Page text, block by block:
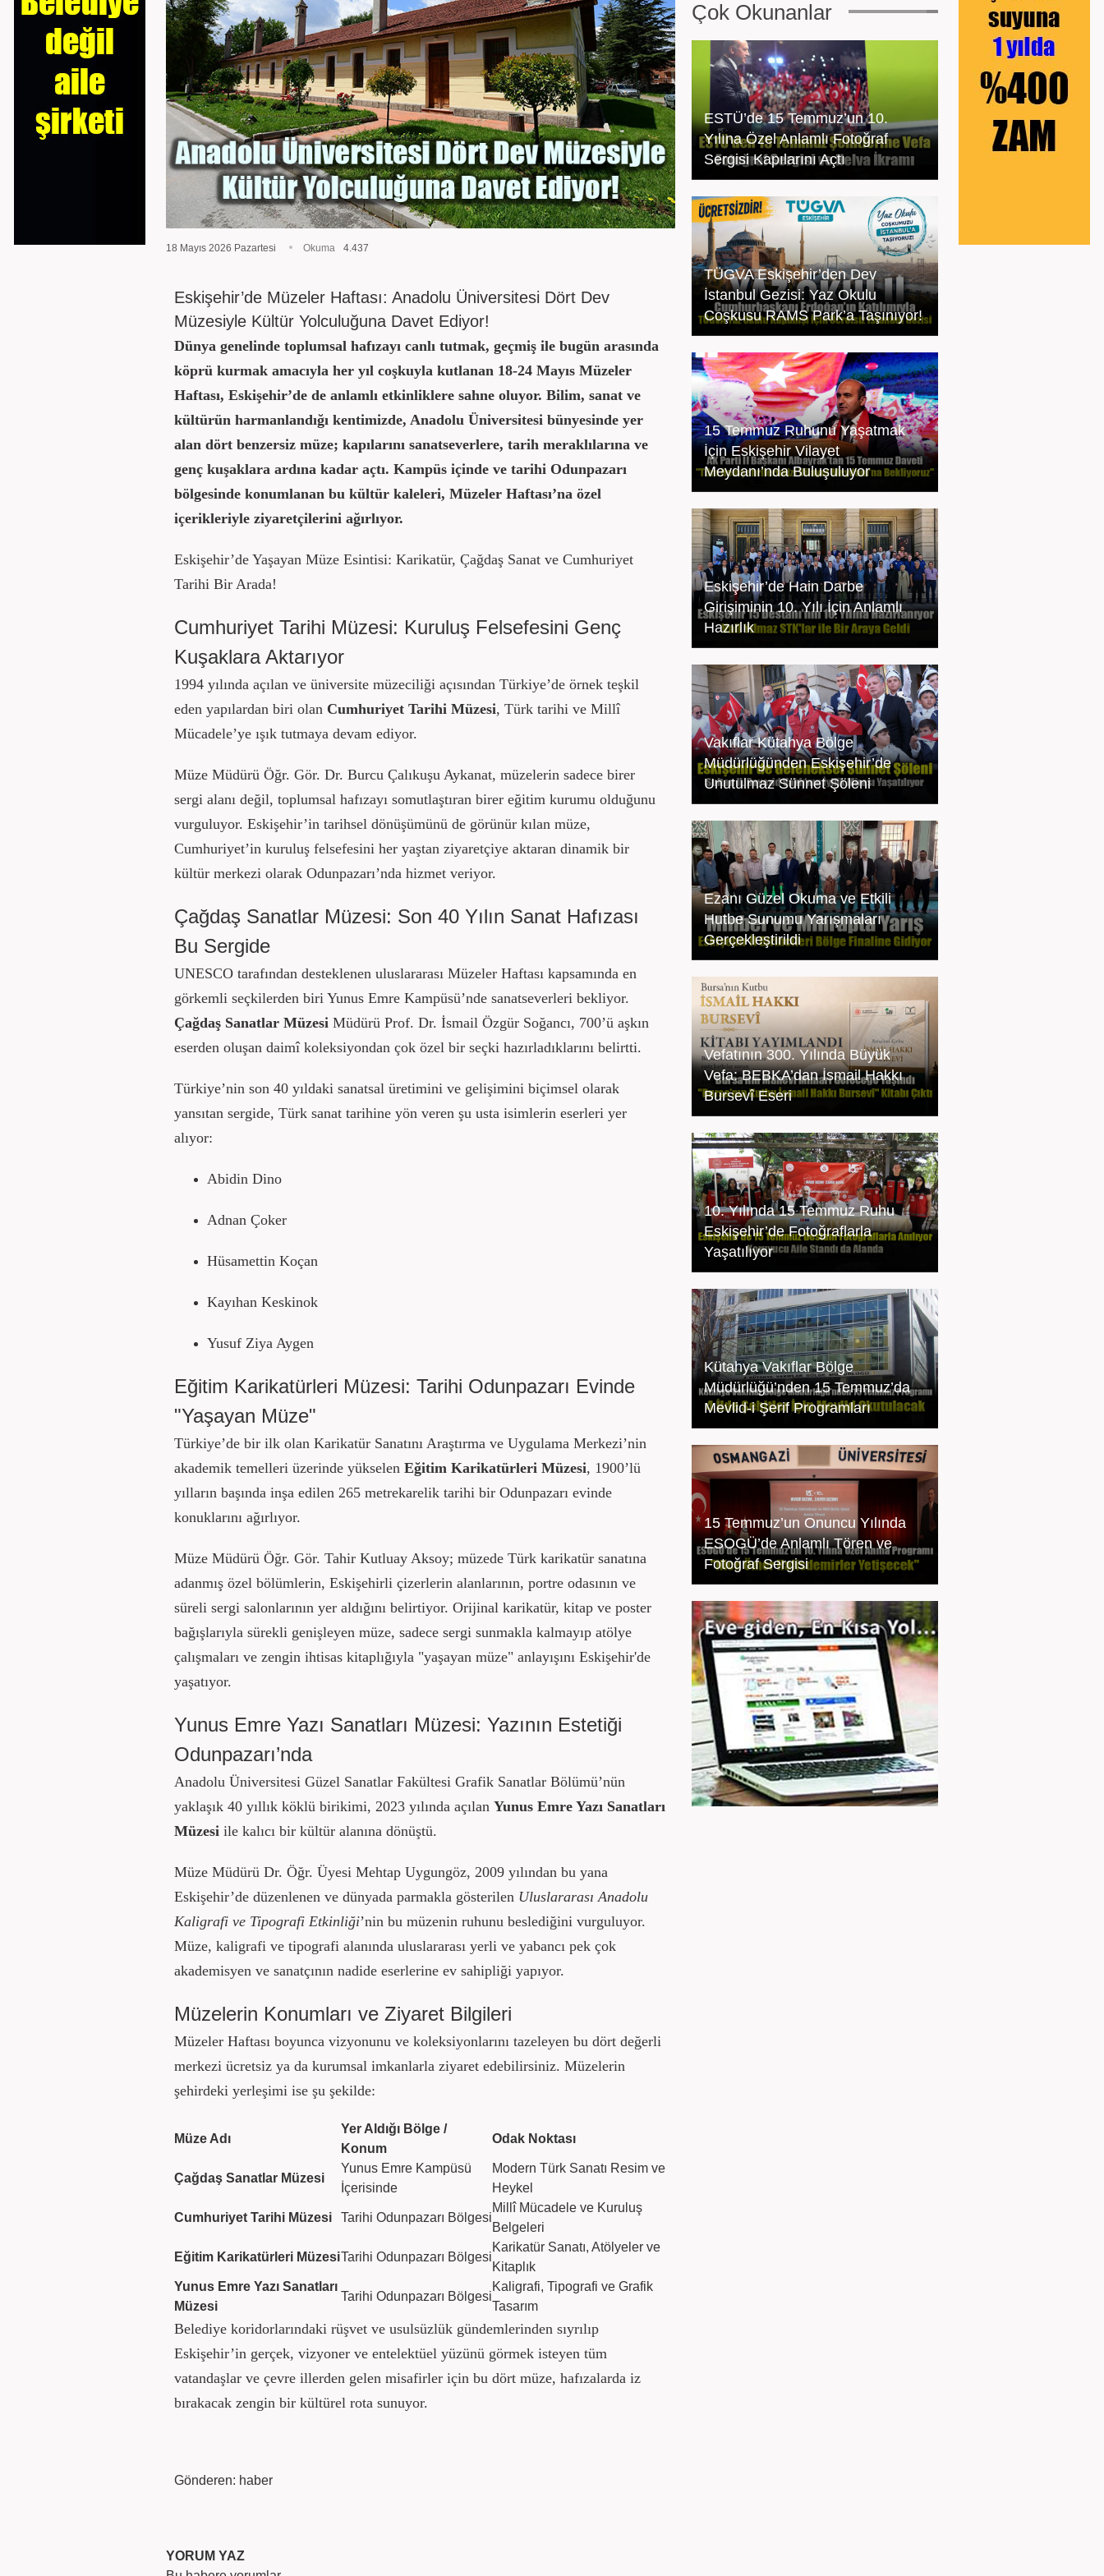
18 Mayıs 2026 Pazartesi Okuma 4.437
Eskişehir’de Müzeler Haftası: Anadolu Üniversitesi Dört Dev
Müzesiyle Kültür Yolculuğuna Davet Ediyor!
Dünya genelinde toplumsal hafızayı canlı tutmak, geçmiş ile bugün arasında
köprü kurmak amacıyla her yıl coşkuyla kutlanan 18-24 Mayıs Müzeler
Haftası, Eskişehir’de de anlamlı etkinliklere sahne oluyor. Bilim, sanat ve
kültürün harmanlandığı kentimizde, Anadolu Üniversitesi bünyesinde yer
alan dört benzersiz müze; kapılarını sanatseverlere, tarih meraklılarına ve
genç kuşaklara ardına kadar açtı. Kampüs içinde ve tarihi Odunpazarı
bölgesinde konumlanan bu kültür kaleleri, Müzeler Haftası’na özel
içerikleriyle ziyaretçilerini ağırlıyor.
Eskişehir’de Yaşayan Müze Esintisi: Karikatür, Çağdaş Sanat ve Cumhuriyet
Tarihi Bir Arada!
Cumhuriyet Tarihi Müzesi: Kuruluş Felsefesini Genç
Kuşaklara Aktarıyor
1994 yılında açılan ve üniversite müzeciliği açısından Türkiye’de örnek teşkil
eden yapılardan biri olan Cumhuriyet Tarihi Müzesi, Türk tarihi ve Millî
Mücadele’ye ışık tutmaya devam ediyor.
Müze Müdürü Öğr. Gör. Dr. Burcu Çalıkuşu Aykanat, müzelerin sadece birer
sergi alanı değil, toplumsal hafızayı somutlaştıran birer eğitim kurumu olduğunu
vurguluyor. Eskişehir’in tarihsel dönüşümünü de görünür kılan müze,
Cumhuriyet’in kuruluş felsefesini her yaştan ziyaretçiye aktaran dinamik bir
kültür merkezi olarak Odunpazarı’nda hizmet veriyor.
Çağdaş Sanatlar Müzesi: Son 40 Yılın Sanat Hafızası
Bu Sergide
UNESCO tarafından desteklenen uluslararası Müzeler Haftası kapsamında en
görkemli seçkilerden biri Yunus Emre Kampüsü’nde sanatseverleri bekliyor.
Çağdaş Sanatlar Müzesi Müdürü Prof. Dr. İsmail Özgür Soğancı, 700’ü aşkın
eserden oluşan daimî koleksiyondan çok özel bir seçki hazırladıklarını belirtti.
Türkiye’nin son 40 yıldaki sanatsal üretimini ve gelişimini biçimsel olarak
yansıtan sergide, Türk sanat tarihine yön veren şu usta isimlerin eserleri yer
alıyor:
Abidin Dino
Adnan Çoker
Hüsamettin Koçan
Kayıhan Keskinok
Yusuf Ziya Aygen
Eğitim Karikatürleri Müzesi: Tarihi Odunpazarı Evinde
"Yaşayan Müze"
Türkiye’de bir ilk olan Karikatür Sanatını Araştırma ve Uygulama Merkezi’nin
akademik temelleri üzerinde yükselen Eğitim Karikatürleri Müzesi, 1900’lü
yılların başında inşa edilen 265 metrekarelik tarihi bir Odunpazarı evinde
konuklarını ağırlıyor.
Müze Müdürü Öğr. Gör. Tahir Kutluay Aksoy; müzede Türk karikatür sanatına
adanmış özel bölümlerin, Eskişehirli çizerlerin alanlarının, portre odasının ve
süreli sergi salonlarının yer aldığını belirtiyor. Orijinal karikatür, kitap ve poster
bağışlarıyla sürekli genişleyen müze, sadece sergi sunmakla kalmayıp atölye
çalışmaları ve zengin ihtisas kitaplığıyla "yaşayan müze" anlayışını Eskişehir'de
yaşatıyor.
Yunus Emre Yazı Sanatları Müzesi: Yazının Estetiği
Odunpazarı’nda
Anadolu Üniversitesi Güzel Sanatlar Fakültesi Grafik Sanatlar Bölümü’nün
yaklaşık 40 yıllık köklü birikimi, 2023 yılında açılan Yunus Emre Yazı Sanatları
Müzesi ile kalıcı bir kültür alanına dönüştü.
Müze Müdürü Dr. Öğr. Üyesi Mehtap Uygungöz, 2009 yılından bu yana
Eskişehir’de düzenlenen ve dünyada parmakla gösterilen Uluslararası Anadolu
Kaligrafi ve Tipografi Etkinliği’nin bu müzenin ruhunu beslediğini vurguluyor.
Müze, kaligrafi ve tipografi alanında uluslararası yerli ve yabancı pek çok
akademisyen ve sanatçının nadide eserlerine ev sahipliği yapıyor.
Müzelerin Konumları ve Ziyaret Bilgileri
Müzeler Haftası boyunca vizyonunu ve koleksiyonlarını tazeleyen bu dört değerli
merkezi ücretsiz ya da kurumsal imkanlarla ziyaret edebilirsiniz. Müzelerin
şehirdeki yerleşimi ise şu şekilde:
Müze Adı
Yer Aldığı Bölge /
Konum
Odak Noktası
Çağdaş Sanatlar Müzesi
Yunus Emre Kampüsü
İçerisinde
Modern Türk Sanatı Resim ve
Heykel
Cumhuriyet Tarihi Müzesi Tarihi Odunpazarı Bölgesi
Millî Mücadele ve Kuruluş
Belgeleri
Eğitim Karikatürleri MüzesiTarihi Odunpazarı Bölgesi
Karikatür Sanatı, Atölyeler ve
Kitaplık
Yunus Emre Yazı Sanatları
Müzesi
Tarihi Odunpazarı Bölgesi
Kaligrafi, Tipografi ve Grafik
Tasarım
Belediye koridorlarındaki rüşvet ve usulsüzlük gündemlerinden sıyrılıp
Eskişehir’in gerçek, vizyoner ve entelektüel yüzünü görmek isteyen tüm
vatandaşlar ve çevre illerden gelen misafirler için bu dört müze, hafızalarda iz
bırakacak zengin bir kültürel rota sunuyor.
Gönderen: haber
YORUM YAZ
Çok Okunanlar
ESTÜ’de 15 Temmuz’un 10.
Yılına Özel Anlamlı Fotoğraf
Sergisi Kapılarını Açtı
TÜGVA Eskişehir’den Dev
İstanbul Gezisi: Yaz Okulu
Coşkusu RAMS Park’a Taşınıyor!
15 Temmuz Ruhunu Yaşatmak
İçin Eskişehir Vilayet
Meydanı’nda Buluşuluyor
Eskişehir’de Hain Darbe
Girişiminin 10. Yılı İçin Anlamlı
Hazırlık
Vakıflar Kütahya Bölge
Müdürlüğünden Eskişehir’de
Unutulmaz Sünnet Şöleni
Ezanı Güzel Okuma ve Etkili
Hutbe Sunumu Yarışmaları
Gerçekleştirildi
Vefatının 300. Yılında Büyük
Vefa: BEBKA’dan İsmail Hakkı
Bursevî Eseri
10. Yılında 15 Temmuz Ruhu
Eskişehir’de Fotoğraflarla
Yaşatılıyor
Kütahya Vakıflar Bölge
Müdürlüğü’nden 15 Temmuz’da
Mevlid-i Şerif Programları
15 Temmuz’un Onuncu Yılında
ESOGÜ’de Anlamlı Tören ve
Fotoğraf Sergisi